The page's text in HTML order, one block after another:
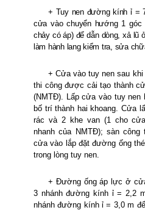
+ Tuy nen đường kính ỉ =
cửa vào chuyển hướng 1 góc
chảy có áp) để dẫn dòng, xả lũ
làm hành lang kiểm tra, sửa
+Cửa vào tuy nen sau khi
thi công được cải tạo thành
(NMTĐ). Lấp cửa vào tuy nen
bố trí thành hai khoang. Cửa
rác và 2 khe van (1 cho
nhanh của NMTĐ); sàn
cửa vào lắp đặt đường ống
trong lòng tuy nen.
+ Đường ống áp lực ở
3 nhánh đường kính ỉ = 2,2
nhánh đường kínhỉ = 3,0 m